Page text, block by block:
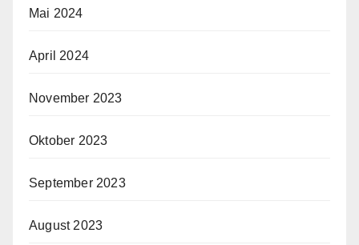
Mai 2024
April 2024
November 2023
Oktober 2023
September 2023
August 2023